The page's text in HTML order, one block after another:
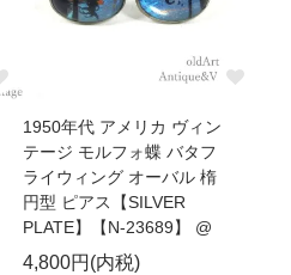
1950年代 アメリカ ヴィン
テージ モルフォ蝶 バタフ
ライウィング オーバル 楕
円型 ピアス【SILVER
PLATE】【N-23689】 @
4,800円(内税)